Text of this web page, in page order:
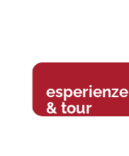
esperienze
& tour